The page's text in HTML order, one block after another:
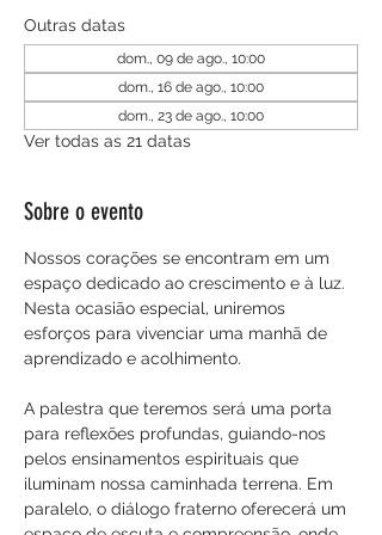
Outras datas
dom., 09 de ago., 10:00
dom., 16 de ago., 10:00
dom., 23 de ago., 10:00
Ver todas as 21 datas
Sobre o evento
Nossos corações se encontram em um
espaço dedicado ao crescimento e à luz.
Nesta ocasião especial, uniremos
esforços para vivenciar uma manhã de
aprendizado e acolhimento.
A palestra que teremos será uma porta
para reflexões profundas, guiando-nos
pelos ensinamentos espirituais que
iluminam nossa caminhada terrena. Em
paralelo, o diálogo fraterno oferecerá um